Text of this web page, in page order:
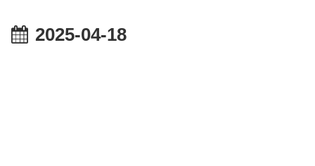
2025-04-18